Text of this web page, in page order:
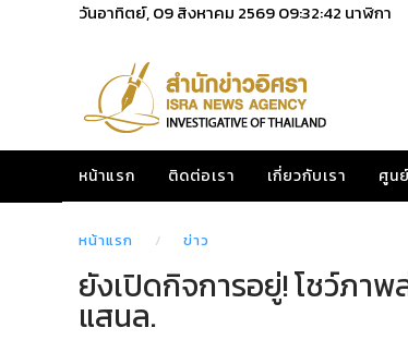
วันอาทิตย์, 09 สิงหาคม 256909:32:44 นาฬิกา
หน้าแรก ติดต่อเรา เกี่ยวกับเรา ศูน
หน้าแรก ข่าว
ยังเปิดกิจการอยู่! โชว์ภา
แสนล.